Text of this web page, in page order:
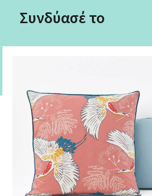
Συνδύασέ το